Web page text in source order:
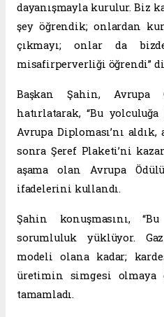
dayanışmayla kurulur. Biz
şey öğrendik; onlardan
çıkmayı; onlar da
misafirperverliği öğrendi”
Başkan Şahin, Avrupa
hatırlatarak, “Bu
Avrupa Diploması’nı aldık,
sonra Şeref Plaketi’ni
aşama olan Avrupa
ifadelerini kullandı.
Şahin konuşmasını,
sorumluluk yüklüyor.
modeli olana kadar;
üretimin simgesi olmaya
tamamladı.